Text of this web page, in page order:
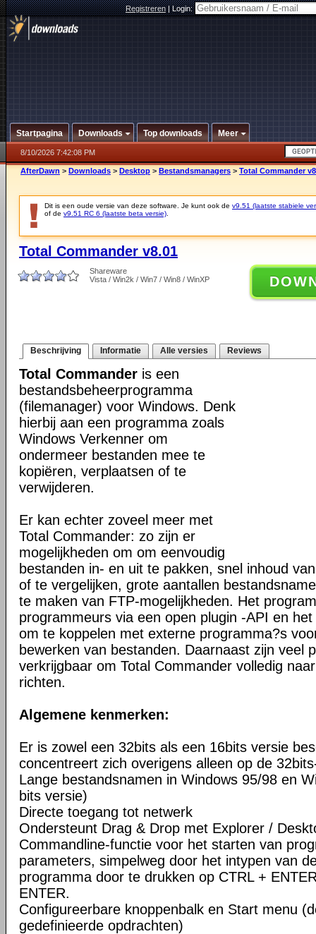
Registreren|Login:
Startpagina Downloads Top downloads Meer
8/10/2026 7:42:08 PM
AfterDawn > Downloads > Desktop > Bestandsmanagers > Total Commander
Dit is een oude versie van deze software. Je kunt ook de v9.51 (laatste stabiele
of de v9.51 RC 6 (laatste beta versie)
Total Commander v8.01
Shareware
Vista / Win2k / Win7 / Win8 / WinXP
Beschrijving Informatie Alle versies Reviews
Total Commander is een
bestandsbeheerprogramma
(filemanager) voor Windows. Denk
hierbij aan een programma zoals
Windows Verkenner om
ondermeer bestanden mee te
kopiëren, verplaatsen of te
verwijderen.
Er kan echter zoveel meer met
Total Commander: zo zijn er
mogelijkheden om om eenvoudig
bestanden in- en uit te pakken, snel inhoud
of te vergelijken, grote aantallen
te maken van FTP-mogelijkheden. Het
programmeurs via een open plugin -API en
om te koppelen met externe programma?s
bewerken van bestanden. Daarnaast zijn veel
verkrijgbaar om Total Commander volledig
richten.
Algemene kenmerken:
Er is zowel een 32bits als een 16bits versie
concentreert zich overigens alleen op de
Lange bestandsnamen in Windows 95/98 en
bits versie)
Directe toegang tot netwerk
Ondersteunt Drag & Drop met Explorer /
Commandline-functie voor het starten van
parameters, simpelweg door het intypen van
programma door te drukken op CTRL +
ENTER.
Configureerbare knoppenbalk en Start menu
gedefinieerde opdrachten)